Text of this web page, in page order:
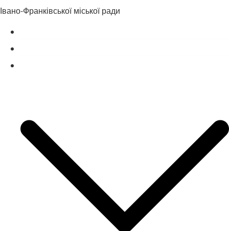
Івано-Франківської міської ради